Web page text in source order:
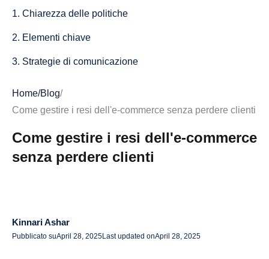
1. Chiarezza delle politiche
2. Elementi chiave
3. Strategie di comunicazione
1. Vantaggi del self-service
2. Soluzioni tecnologiche
3. Procedure consigliate per l'implementazione dei resi
1. Segmentazione della clientela
Home/Blog/
Come gestire i resi dell'e-commerce senza perdere clienti
Come gestire i resi dell'e-commerce
senza perdere clienti
Kinnari Ashar
Pubblicato suApril 28, 2025Last updated onApril 28, 2025